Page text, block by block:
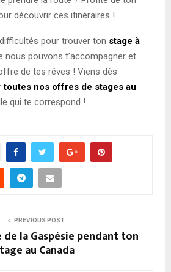
découvrir ces itinéraires !
pour trouver ton stage à
nous pouvons t’accompagner et
de tes rêves ! Viens dès
toutes nos offres de stages au
qui te correspond !
PREVIOUS POST
la Gaspésie pendant ton
au Canada